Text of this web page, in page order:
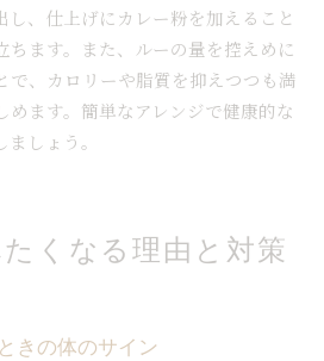
し、仕上げにカレー粉を加えること
ちます。また、ルーの量を控えめに
で、カロリーや脂質を抑えつつも満
めます。簡単なアレンジで健康的な
しょう。
くなる理由と対策
きの体のサイン